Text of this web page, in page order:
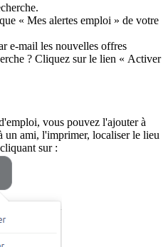
« Mes alertes emploi » de votre
e-mail les nouvelles offres
? Cliquez sur le lien « Activer
vous pouvez l'ajouter à
un ami, l'imprimer, localiser le lieu
sur :